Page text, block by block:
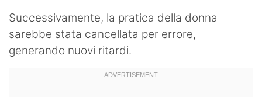
Successivamente, la pratica della donna
sarebbe stata cancellata per errore,
generando nuovi ritardi.